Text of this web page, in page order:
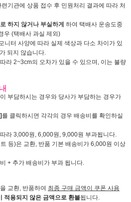
기관에 상품 접수 후 민원처리 결과에 따라 처
하지 않거나 부실하게 하여 택배사 운송도중
우 (택배사 과실 제외)
터 사양에 따라 실제 색상과 다소 차이가 있
되지 않습니다.
라 2~3cm의 오차가 있을 수 있으며, 이는 불량
부담하시는 경우와 당사가 부담하는 경우가
를 클릭하시면 각각의 경우 배송비를 확인하실
라 3,000원, 6,000원, 9,000원 부과됩니다.
등)은 교환, 반품 기본 배송비가 6,000원 이상
+ 추가 배송비가 부과 됩니다.
교환, 반품하여 최종 구매 금액이 쿠폰 사용
적용되지 않은 금액으로 환불됩니다.